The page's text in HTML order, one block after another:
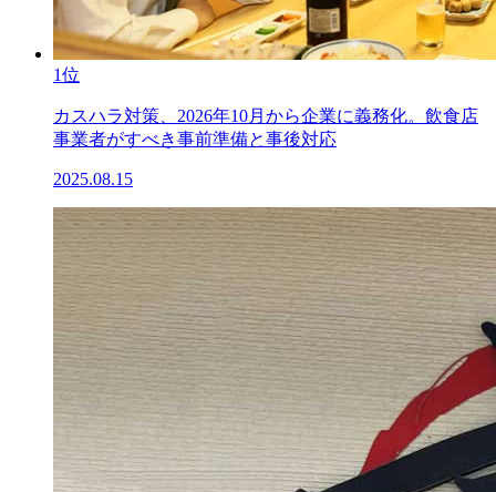
1位
カスハラ対策、2026年10月から企業に義務化。飲食店
事業者がすべき事前準備と事後対応
2025.08.15